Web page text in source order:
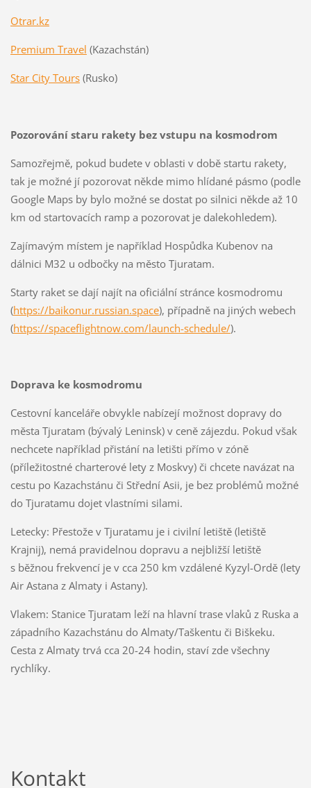
Otrar.kz
Premium Travel (Kazachstán)
Star City Tours(Rusko)
Pozorování staru rakety bez vstupu na kosmodrom
Samozřejmě, pokud budete v oblasti v době startu rakety,
tak je možné jí pozorovat někde mimo hlídané pásmo (podle
Google Maps by bylo možné se dostat po silnici někde až 10
km od startovacích ramp a pozorovat je dalekohledem).
Zajímavým místem je například Hospůdka Kubenov na
dálnici M32 u odbočky na město Tjuratam.
Starty raket se dají najít na oficiální stránce kosmodromu
(https://baikonur.russian.space), případně na jiných webech
(https://spaceflightnow.com/launch-schedule/).
Doprava ke kosmodromu
Cestovní kanceláře obvykle nabízejí možnost dopravy do
města Tjuratam (bývalý Leninsk) v ceně zájezdu. Pokud však
nechcete například přistání na letišti přímo v zóně
(příležitostné charterové lety z Moskvy) či chcete navázat na
cestu po Kazachstánu či Střední Asii, je bez problémů možné
do Tjuratamu dojet vlastními silami.
Letecky: Přestože v Tjuratamu je i civilní letiště (letiště
Krajnij), nemá pravidelnou dopravu a nejbližší letiště
s běžnou frekvencí je v cca 250 km vzdálené Kyzyl-Ordě (lety
Air Astana z Almaty i Astany).
Vlakem: Stanice Tjuratam leží na hlavní trase vlaků z Ruska a
západního Kazachstánu do Almaty/Taškentu či Biškeku.
Cesta z Almaty trvá cca 20-24 hodin, staví zde všechny
rychlíky.
Kontakt